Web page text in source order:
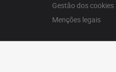
Gestão dos cookies
Menções legais